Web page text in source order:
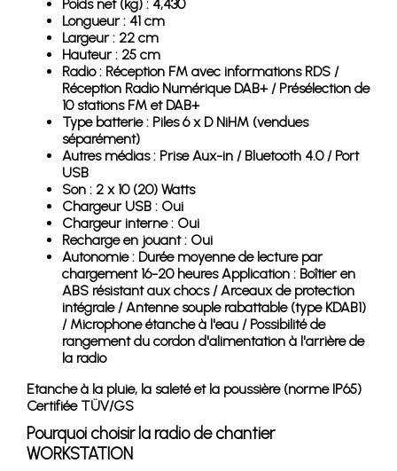
Poids net (kg) : 4,430
Longueur : 41 cm
Largeur : 22 cm
Hauteur : 25 cm
Radio : Réception FM avec informations RDS /
Réception Radio Numérique DAB+ / Présélection de
10 stations FM et DAB+
Type batterie : Piles 6 x D NiHM (vendues
séparément)
Autres médias : Prise Aux-in / Bluetooth 4.0 / Port
USB
Son : 2 x 10 (20) Watts
Chargeur USB : Oui
Chargeur interne : Oui
Recharge en jouant : Oui
Autonomie : Durée moyenne de lecture par
chargement 16-20 heures Application : Boîtier en
ABS résistant aux chocs / Arceaux de protection
intégrale / Antenne souple rabattable (type KDAB1)
/ Microphone étanche à l'eau / Possibilité de
rangement du cordon d'alimentation à l'arrière de
la radio
Etanche à la pluie, la saleté et la poussière (norme IP65)
Certifiée TÜV/GS
Pourquoi choisir la radio de chantier
WORKSTATION